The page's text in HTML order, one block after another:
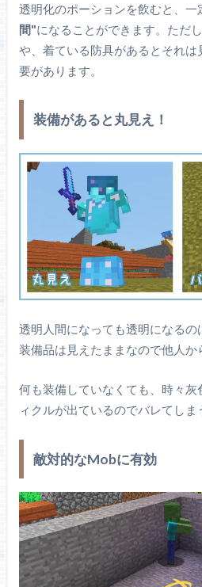
透明化のポーションを飲むと、一
間"になることができます。ただ
や、着ている防具があるとそれ
要があります。
装備があると丸見え！
透明人間になっても透明になるの
装備品は見えたままなので他人か
何も装備していなくても、時々
ィクルが出ているのでバレてしま
敵対的なMobに有効